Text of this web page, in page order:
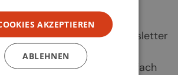
Newsletter
unseren Kochbuch-Newsletter
im Monat die besten
direkt in dein Postfach
AKZEPTIEREN
ABLEHNEN